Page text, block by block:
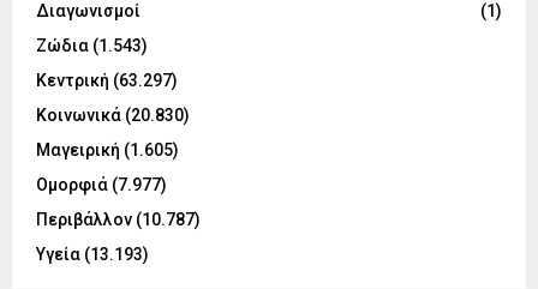
Διαγωνισμοί
(1)
Ζώδια (1.543)
Κεντρική (63.297)
Κοινωνικά (20.830)
Μαγειρική (1.605)
Ομορφιά (7.977)
Περιβάλλον (10.787)
Υγεία (13.193)